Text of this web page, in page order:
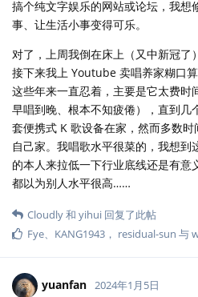
搞个纯文字娱乐的网站或论坛，我想
事、让生活小事变得可乐。
对了，上周我倒在床上（又中新冠了
接下来我上 Youtube 卖唱养家糊口
这些年来一直忍着，主要是它太费时
早唱到晚、根本不知疲倦），直到几
套便携式 K 歌设备在家，然而多数
自己家。我唱歌水平很菜的，我想
的本人来拉低一下行业底线还是有意
都以为别人水平很高……
Cloudly和 yihui 回复了此帖
Fye、 KANG1943 ， residual-sun 与
yuanfan 2024年1月5日